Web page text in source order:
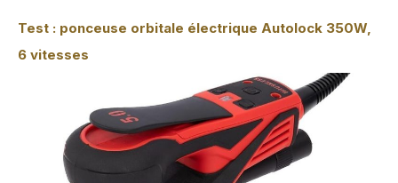
Test : ponceuse orbitale électrique Autolock 350W,
6 vitesses